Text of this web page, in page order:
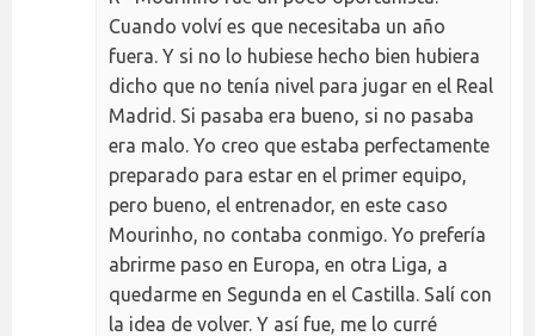
Cuando volví es que necesitaba un año
fuera. Y si no lo hubiese hecho bien hubiera
dicho que no tenía nivel para jugar en el Real
Madrid. Si pasaba era bueno, si no pasaba
era malo. Yo creo que estaba perfectamente
preparado para estar en el primer equipo,
pero bueno, el entrenador, en este caso
Mourinho, no contaba conmigo. Yo prefería
abrirme paso en Europa, en otra Liga, a
quedarme en Segunda en el Castilla. Salí con
la idea de volver. Y así fue, me lo curré